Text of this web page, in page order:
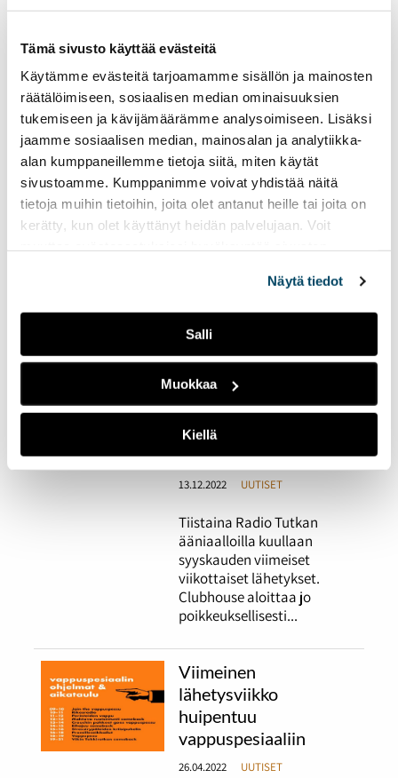
Tämä sivusto käyttää evästeitä
Käytämme evästeitä tarjoamamme sisällön ja mainosten
räätälöimiseen, sosiaalisen median ominaisuuksien
tukemiseen ja kävijämäärämme analysoimiseen. Lisäksi
jaamme sosiaalisen median, mainosalan ja analytiikka-
alan kumppaneillemme tietoja siitä, miten käytät
sivustoamme. Kumppanimme voivat yhdistää näitä
tietoja muihin tietoihin, joita olet antanut heille tai joita on
kerätty, kun olet käyttänyt heidän palvelujaan. Voit
Näytä tiedot
Salli
Muokkaa
Kiellä
on jäljellä enää kaksi
viikkoa.
Radio Tutkan toisella
lähetysviikolla
pääteemana on
ystävyys
14.02.2023 UUTISET
näkyy ja kuuluu ystäväpäivä
opiskelijatapahtuma
Pikkulaskiainen.
Radio Tutkan
perinteinen
jouluspesiaali päättää
radion syyskauden
13.12.2022 UUTISET
Tiistaina Radio Tutkan
ääniaalloilla kuullaan
syyskauden viimeiset
viikottaiset lähetykset.
Clubhouse aloittaa jo
poikkeuksellisesti...
Viimeinen
lähetysviikko
huipentuu
vappuspesiaaliin
26.04.2022 UUTISET